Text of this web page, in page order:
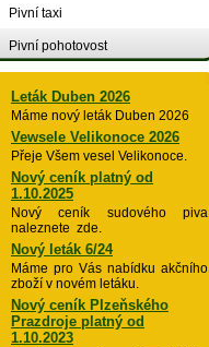
Pivní taxi
Pivní pohotovost
Leták Duben 2026
Máme nový leták Duben 2026
Vewsele Velikonoce 2026
Přeje Všem vesel Velikonoce.
Nový ceník platný od
1.10.2025
Nový ceník sudového piva
naleznete zde.
Nový leták 6/24
Máme pro Vás nabídku akčního
zboží v novém letáku.
Nový ceník Plzeňského
Prazdroje platný od
1.10.2023